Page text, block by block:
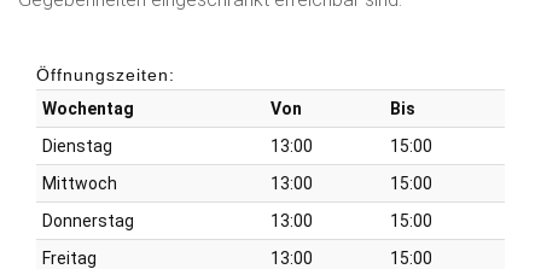
Öffnungszeiten:
Wochentag
Von
Bis
Dienstag
13:00
15:00
Mittwoch
13:00
15:00
Donnerstag
13:00
15:00
Freitag
13:00
15:00